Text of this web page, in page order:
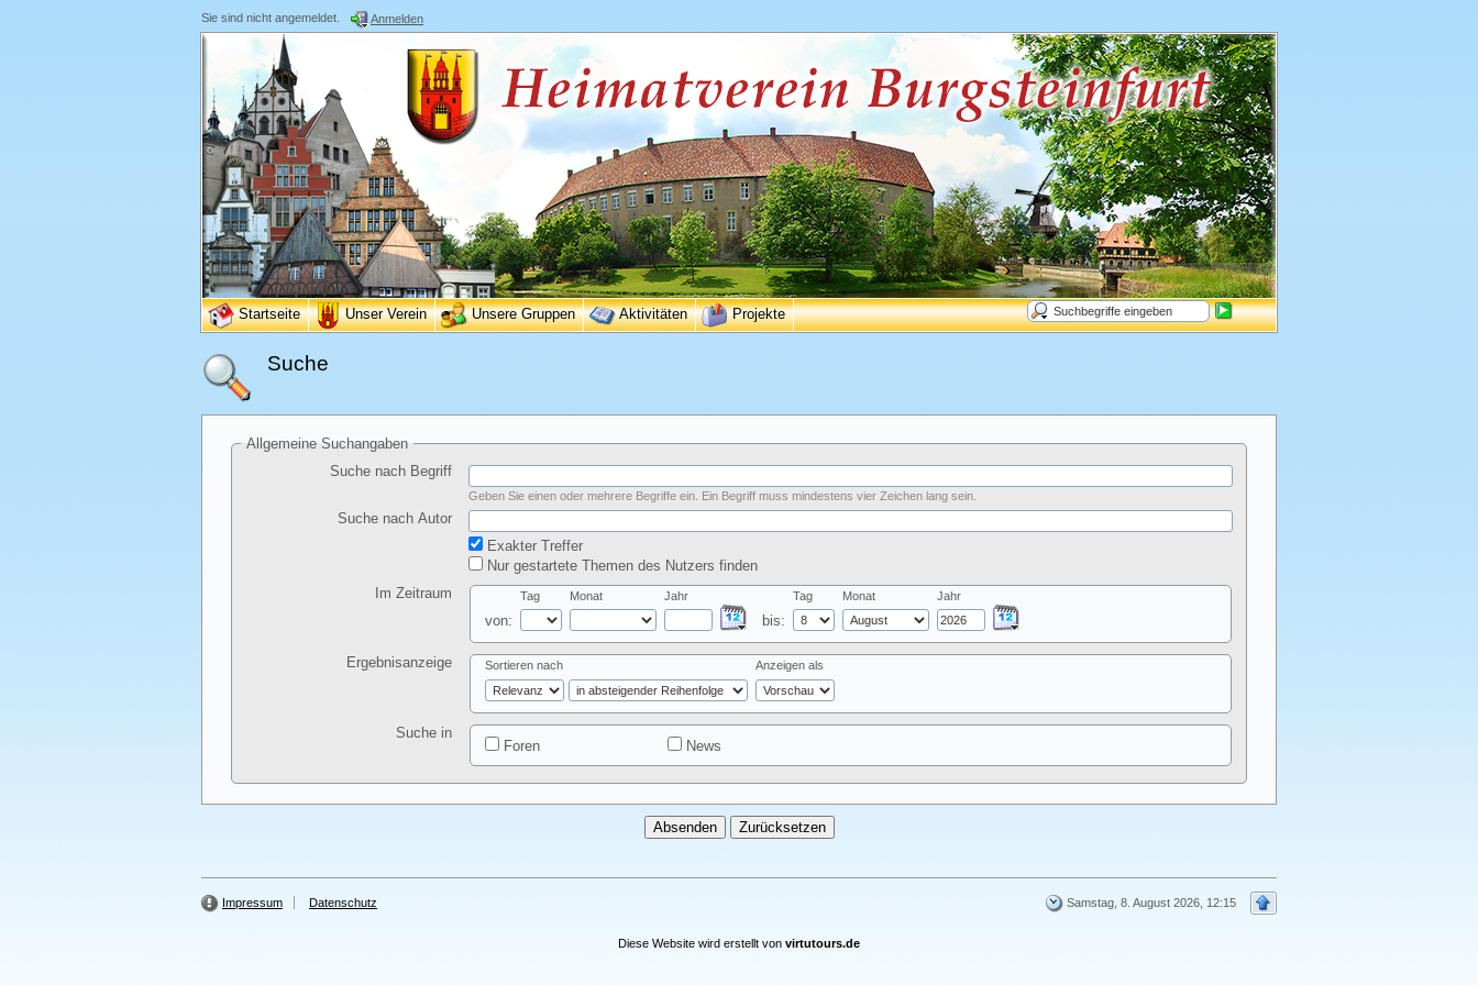
Sie sind nicht angemeldet. Anmelden
Startseite Unser Verein Unsere Gruppen Aktivitäten Projekte
Suche
Allgemeine Suchangaben
Suche nach Begriff
Geben Sie einen oder mehrere Begriffe ein. Ein Begriff muss mindestens vier Zeichen lang sein.
Suche nach Autor
Exakter Treffer
Nur gestartete Themen des Nutzers finden
Im Zeitraum
von:
Tag Monat Jahr
bis:
Tag Monat Jahr
Ergebnisanzeige Sortieren nach Anzeigen als
Suche in
Foren
News
Impressum Datenschutz Samstag, 8. August 2026, 12:15
Diese Website wird erstellt von virtutours.de